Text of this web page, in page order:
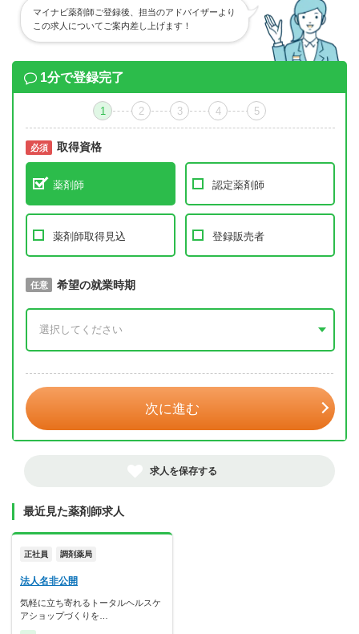
マイナビ薬剤師ご登録後、担当のアドバイザーより
この求人についてご案内差し上げます！
1分で登録完了
1 2 3 4 5
必須 取得資格
薬剤師 認定薬剤師
薬剤師取得見込 登録販売者
必須 取得予定年
任意 希望の就業時期
次に進む
求人を保存する
最近見た薬剤師求人
正社員 調剤薬局
法人名非公開
気軽に立ち寄れるトータルヘルスケ
アショップづくりを…